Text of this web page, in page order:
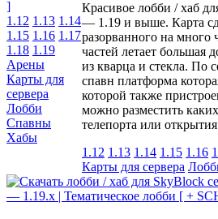
1.12 1.13 1.14
1.15 1.16 1.17
1.18 1.19
Арены
Карты для
сервера
Лобби
Спавны
Хабы
Красивое лобби / хаб
— 1.19 и выше. Карта
разорванного на много
частей летает большая
из кварца и стекла. По
спавн платформа
которой также
можно разместить
телепорта или
1.12 1.13 1.14 1.15 1.16
Карты для сервера